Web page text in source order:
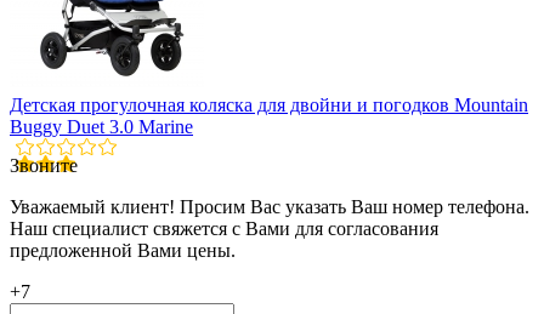
Детская прогулочная коляска для двойни и погодков Mountain
Buggy Duet 3.0 Marine
Звоните
Уважаемый клиент! Просим Вас указать Ваш номер телефона.
Наш специалист свяжется с Вами для согласования
предложенной Вами цены.
+7